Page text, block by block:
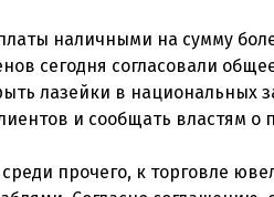
наличными на сумму
сегодня согласовали
лазейки в национальных
и сообщать властям о
среди прочего, к торговле